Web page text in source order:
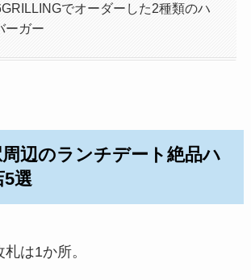
でオーダーした2種類のハ
ーガー
辺のランチデート絶品ハ
5選
は1か所。